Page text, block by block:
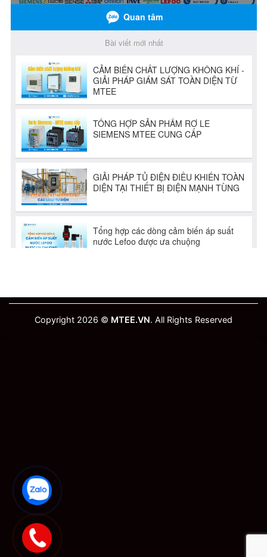
Copyright 2026 © MTEE.VN. All Rights Reserved